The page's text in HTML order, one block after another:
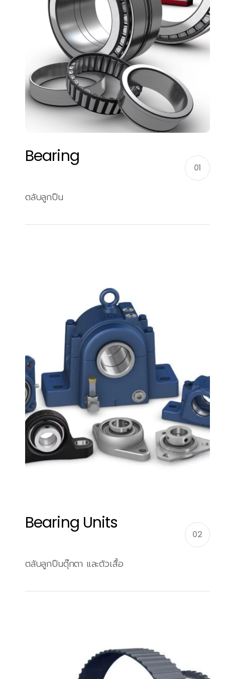
Bearing
01
ตลับลูกปืน
Bearing Units
02
ตลับลูกปืนตุ๊กตา และตัวเสื้อ